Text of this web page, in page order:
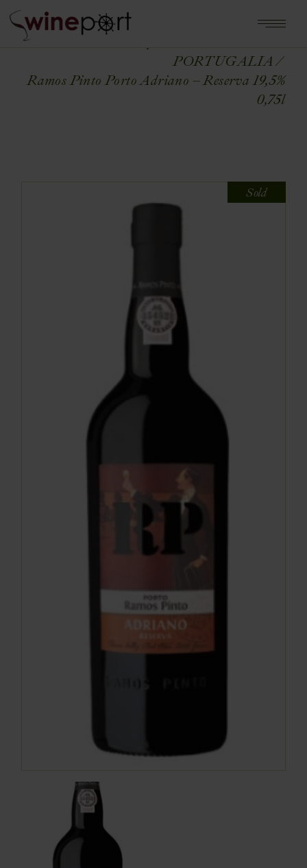
PORTUGALIA
Ramos Pinto Porto Adriano – Reserva 19,5%
0,75l
Sold